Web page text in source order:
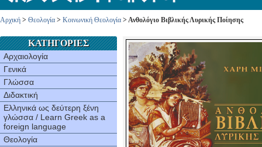
Αρχική > Θεολογία > Κοινωνική Θεολογία > Ανθολόγιο Βιβλικής Λυρικής Ποίησης
ΚΑΤΗΓΟΡΙΕΣ
Αρχαιολογία
Γενικά
Γλώσσα
Διδακτική
Ελληνικά ως δεύτερη ξένη
γλώσσα / Learn Greek as a
foreign language
Θεολογία